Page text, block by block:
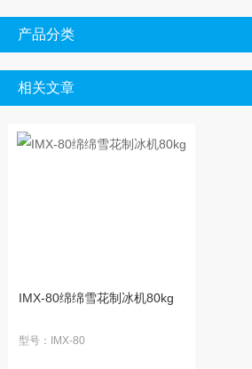
产品分类
相关文章
IMX-80绵绵雪花制冰机80kg
型号： IMX-80